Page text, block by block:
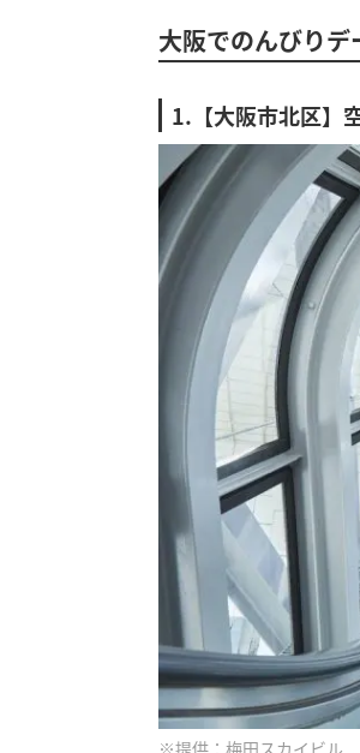
大阪でのんびり
1.【大阪市北区】
※提供：梅田スカイビル